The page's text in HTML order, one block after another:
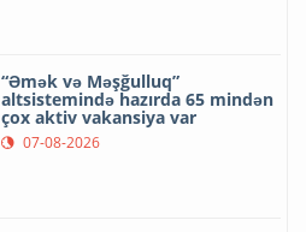
“Əmək və Məşğulluq”
altsistemində hazırda 65 mindən
çox aktiv vakansiya var
07-08-2026